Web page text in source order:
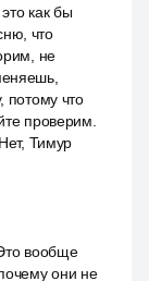
как бы
что
не
потому что
проверим.
Тимур
вообще
они не